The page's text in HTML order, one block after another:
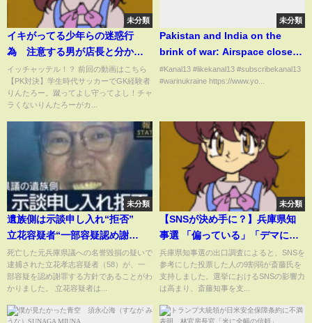
未分類
イキがってる少年らの迷惑行
為 注意する男が店長と分かっ
た瞬間w(迷惑行為 ヤンキー
不良 誹謗中傷 炎上 過去バ
ズり トレンド バズり)#466
イッチャッテル！？ 前回の動画はこちら
【PK対決】学生時代サッカーでGK経験者
りんたろー。蹴ってよし守ってよし！チャ
ラくないりんたろーがカ...
未分類
Pakistan and India on the
brink of war: Airspace closed,
agreements broken
#Kanal13​ #likekanal13​ #subscribekanal13
#warinukraine https://www.yo...
未分類
遺族側は示談申し入れ“拒否”
立花容疑者“一部容疑認め謝
罪”へ【報道ステーション】
(2025年11月14日)
死亡した元兵庫県議への名誉毀損の疑いで
逮捕された立花孝志容疑者（58）が、一
部容疑を認め謝罪する方針であることがわ
かりました。 立花容疑者は...
未分類
【SNSが決め手に？】兵庫県知
事選 「偏っている」「デマにだ
まされた」…“不信”テレビのあ
り方 『news zero』の課題と悩
み
兵庫県知事選の出口調査によると、SNSを
参考にした投票した人の9割弱が斎藤氏を
支持しました。選挙におけるSNSの影響力
は高まり、斎藤知事を支...